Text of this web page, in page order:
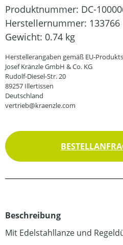
Produktnummer: DC-
Herstellernummer: 133766
Gewicht: 0.74 kg
Herstellerangaben gemäß EU-
Josef Kränzle GmbH & Co. KG
Rudolf-Diesel-Str. 20
89257 Illertissen
Deutschland
vertrieb@kraenzle.com
Beschreibung
Mit Edelstahllanze und